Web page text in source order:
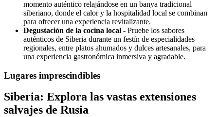
momento auténtico relajándose en un banya tradicional
siberiano, donde el calor y la hospitalidad local se combinan
para ofrecer una experiencia revitalizante.
Degustación de la cocina local - Pruebe los sabores
auténticos de Siberia durante un festín de especialidades
regionales, entre platos ahumados y dulces artesanales, para
una experiencia gastronómica inmersiva y agradable.
Lugares imprescindibles
Siberia: Explora las vastas extensiones
salvajes de Rusia